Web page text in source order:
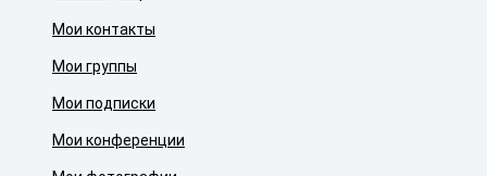
Мои контакты
Мои группы
Мои подписки
Мои конференции